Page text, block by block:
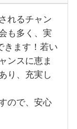
れるチャン
も多く、実
きます！若い
ンスに恵ま
り、充実し
ので、安心